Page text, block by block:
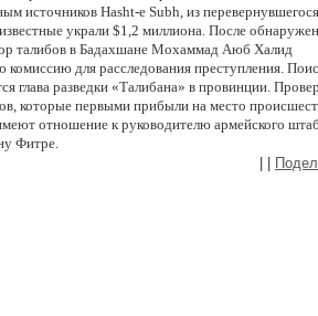
источников Hasht-e Subh, из перевернувшегося
украли $1,2 миллиона. После
талибов в Бадахшане Мохаммад Аюб Халид
комиссию для расследования преступления.
глава разведки «Талибана» в провинции.
которые первыми прибыли на место
отношение к руководителю армейского
Фитре.